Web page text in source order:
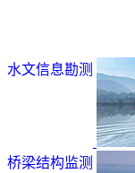
水文信息勘测
桥梁结构监测